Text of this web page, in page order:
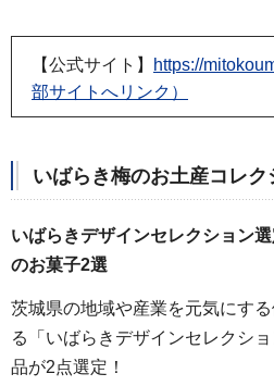
【公式サイト】
https://
部サイトへリンク）
いばらき梅のお土産コレク
いばらきデザインセレクション
のお菓子2選
茨城県の地域や産業を元気にす
る「いばらきデザインセレクシ
品が2点選定！